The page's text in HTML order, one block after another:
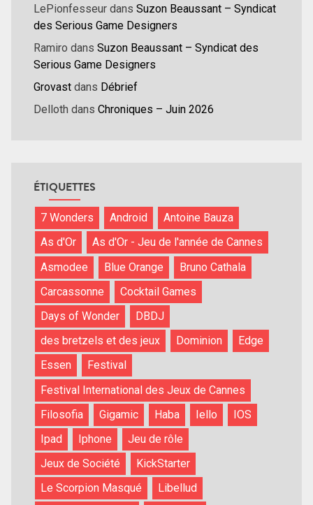
LePionfesseur dans Suzon Beaussant – Syndicat
des Serious Game Designers
Ramiro dans Suzon Beaussant – Syndicat des
Serious Game Designers
Grovast dans Débrief
Delloth dans Chroniques – Juin 2026
ÉTIQUETTES
7 Wonders Android
Antoine Bauza
As d'Or
As d'Or - Jeu de l'année de Cannes
Asmodee
Blue Orange
Bruno Cathala
Carcassonne
Cocktail Games
Days of Wonder
DBDJ
des bretzels et des jeux
Dominion
Edge
Essen
Festival
Festival International des Jeux de Cannes
Filosofia
Gigamic Haba Iello
IOS
Ipad
Iphone
Jeu de rôle
Jeux de Société
KickStarter
Le Scorpion Masqué
Libellud